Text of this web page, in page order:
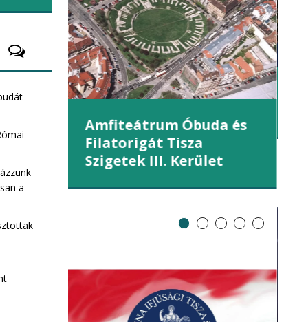
a
(III.
Amfiteátrum Óbuda és
Filatorigát Tisza
Szigetek III. Kerület